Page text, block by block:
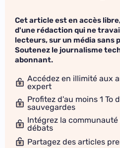
Cet article est en accès
d'une rédaction qui ne
lecteurs, sur un média sans
Soutenez le journalisme
abonnant.
Accédez en illimité aux
expert
Profitez d'au moins 1 To
sauvegardes
Intégrez la
débats
Partagez des articles